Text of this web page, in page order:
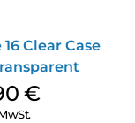
Clear Case
€